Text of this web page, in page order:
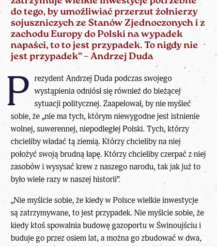
do tego, by umożliwiać przerzut żołnierzy
sojuszniczych ze Stanów Zjednoczonych i z
zachodu Europy do Polski na wypadek
napaści, to to jest przypadek. To nigdy nie
jest przypadek” – Andrzej Duda
P rezydent Andrzej Duda podczas swojego
wystąpienia odniósł się również do bieżącej
sytuacji politycznej. Zaapelował, by nie myśleć
sobie, że „nie ma tych, którym niewygodne jest istnienie
wolnej, suwerennej, niepodległej Polski. Tych, którzy
chcieliby władać tą ziemią. Którzy chcieliby na niej
położyć swoją brudną łapę. Którzy chcieliby czerpać z niej
zasobów i wysysać krew z naszego narodu, tak jak już to
było wiele razy w naszej historii”.
„Nie myślcie sobie, że kiedy w Polsce wielkie inwestycje
są zatrzymywane, to jest przypadek. Nie myślcie sobie, że
kiedy ktoś spowalnia budowę gazoportu w Świnoujściu i
buduje go przez osiem lat, a można go zbudować w dwa,